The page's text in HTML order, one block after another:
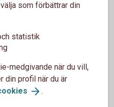
in och ta ut kontanter.
som förbättrar din
statistik
medgivande när du vill,
din profil när du är
.